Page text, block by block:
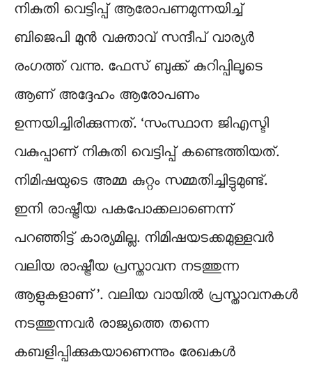
നികുതി വെട്ടിപ്പ് ആരോപണമുന്നയിച്ച്
ബിജെപി മുൻ വക്താവ് സന്ദീപ് വാര്യർ
രംഗത്ത് വന്നു. ഫേസ് ബുക്ക് കുറിപ്പിലൂടെ
ആണ് അദ്ദേഹം ആരോപണം
ഉന്നയിച്ചിരിക്കുന്നത്. ‘സംസ്ഥാന ജിഎസ്ടി
വകുപ്പാണ് നികുതി വെട്ടിപ്പ് കണ്ടെത്തിയത്.
നിമിഷയുടെ അമ്മ കുറ്റം സമ്മതിച്ചിട്ടുമുണ്ട്.
ഇനി രാഷ്ട്രീയ പകപോക്കലാണെന്ന്
പറഞ്ഞിട്ട് കാര്യമില്ല. നിമിഷയടക്കമുള്ളവർ
വലിയ രാഷ്ട്രീയ പ്രസ്താവന നടത്തുന്ന
ആളുകളാണ്’. വലിയ വായിൽ പ്രസ്താവനകൾ
നടത്തുന്നവർ രാജ്യത്തെ തന്നെ
കബളിപ്പിക്കുകയാണെന്നും രേഖകൾ